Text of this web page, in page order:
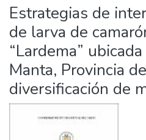
Estadísticas Externas
Manuales
Estrategias de
de larva de
“Lardema”
Manta, Provincia
diversificación de